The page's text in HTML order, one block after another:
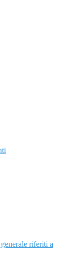
riferiti a